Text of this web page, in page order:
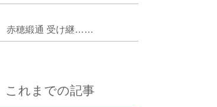
赤穂緞通 受け継……
これまでの記事